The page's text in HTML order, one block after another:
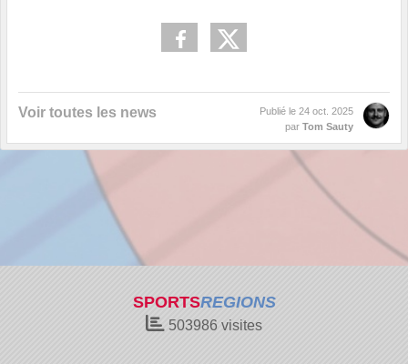
Voir toutes les news Publié le 24 oct. 2025
par Tom Sauty
SPORTSREGIONS
503986 visites